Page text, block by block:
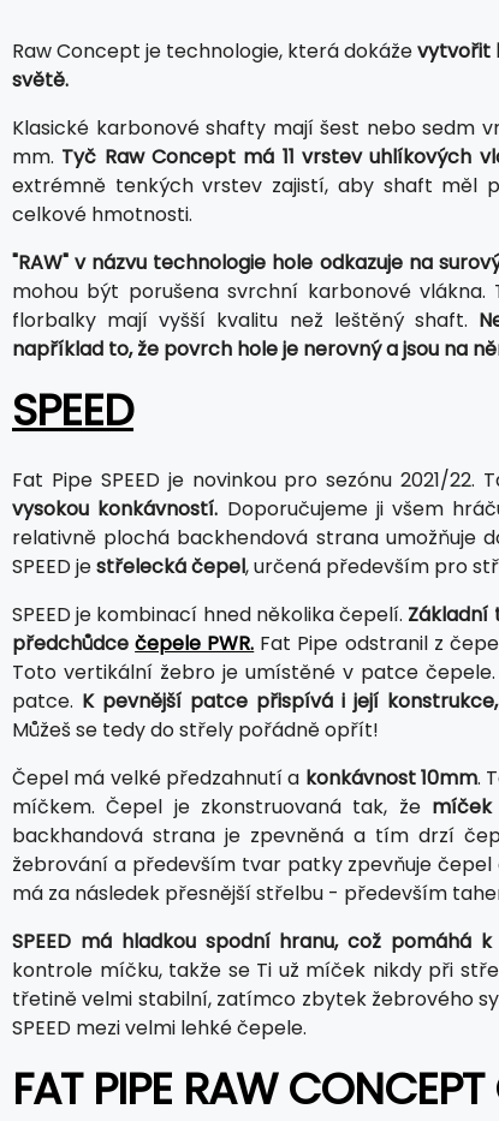
Raw Concept je technologie, která dokáževytvořit
světě.
Klasické karbonové shafty mají šest nebo sedm
mm. Tyč Raw Concept má 11 vrstev uhlíkových
extrémně tenkých vrstev zajistí, aby shaft měl
celkové hmotnosti.
"RAW" v názvu technologie hole odkazuje na
mohou být porušena svrchní karbonové
florbalky mají vyšší kvalitu než leštěný shaft.
například to, že povrch hole je nerovný a jsou na
SPEED
Fat Pipe SPEED je novinkou pro sezónu 2021/
vysokou konkávností. Doporučujeme ji všem
relativně plochá backhendová strana umožňuje
SPEED jestřelecká čepel, určená především pro
SPEED je kombinací hned několika čepelí. Základní
předchůdcečepele PWR. Fat Pipe odstranil z
Toto vertikální žebro je umístěné v patce
patce. K pevnější patce přispívá i její
Můžeš se tedy do střely pořádně opřít!
Čepel má velké předzahnutí a konkávnost 10mm.
míčkem. Čepel je zkonstruovaná tak, že
backhandová strana je zpevněná a tím drzí
žebrování a především tvar patky zpevňuje
má za následek přesnější střelbu - především
SPEED má hladkou spodní hranu, což pomáhá
kontrole míčku, takže se Ti už míček nikdy při
třetině velmi stabilní, zatímco zbytek žebrového
SPEED mezi velmi lehké čepele.
FAT PIPE RAW